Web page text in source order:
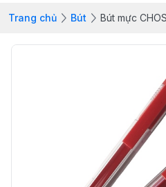
Trang chủ Bút Bút mực